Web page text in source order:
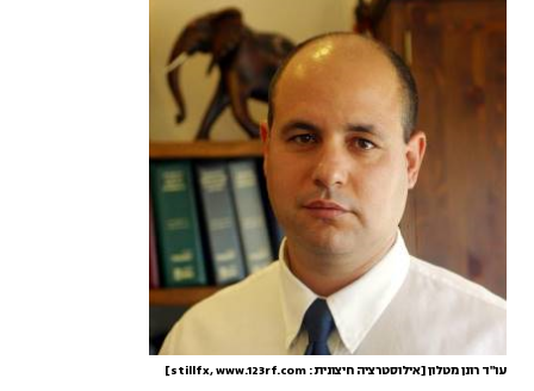
עו"ד רונן מטלון [אילוסטרציה חיצונית: stillfx, www.123rf.com]